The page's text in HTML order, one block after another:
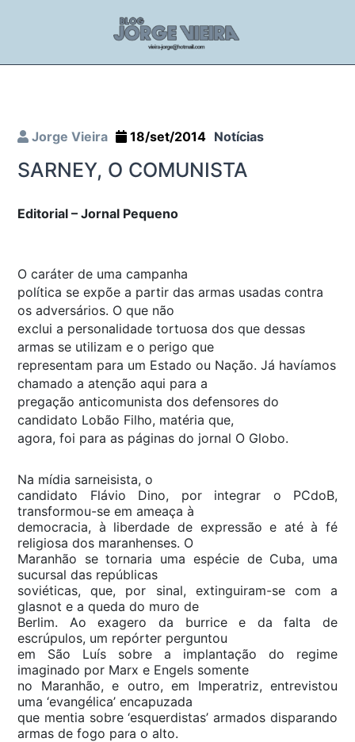
Jorge Vieira 18/set/2014 Notícias
SARNEY, O COMUNISTA
Editorial – Jornal Pequeno
O caráter de uma campanha
política se expõe a partir das armas usadas contra
os adversários. O que não
exclui a personalidade tortuosa dos que dessas
armas se utilizam e o perigo que
representam para um Estado ou Nação. Já havíamos
chamado a atenção aqui para a
pregação anticomunista dos defensores do
candidato Lobão Filho, matéria que,
agora, foi para as páginas do jornal O Globo.
Na mídia sarneisista, o
candidato Flávio Dino, por integrar o PCdoB,
transformou-se em ameaça à
democracia, à liberdade de expressão e até à fé
religiosa dos maranhenses. O
Maranhão se tornaria uma espécie de Cuba, uma
sucursal das repúblicas
soviéticas, que, por sinal, extinguiram-se com a
glasnot e a queda do muro de
Berlim. Ao exagero da burrice e da falta de
escrúpulos, um repórter perguntou
em São Luís sobre a implantação do regime
imaginado por Marx e Engels somente
no Maranhão, e outro, em Imperatriz, entrevistou
uma ‘evangélica’ encapuzada
que mentia sobre ‘esquerdistas’ armados disparando
armas de fogo para o alto.